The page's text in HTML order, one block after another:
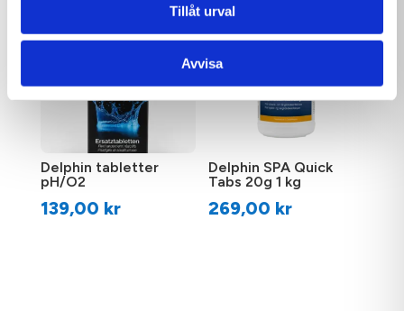
Tillåt urval
Avvisa
Delphin tabletter
pH/O2
139,00 kr
Delphin SPA Quick
Tabs 20g 1 kg
269,00 kr